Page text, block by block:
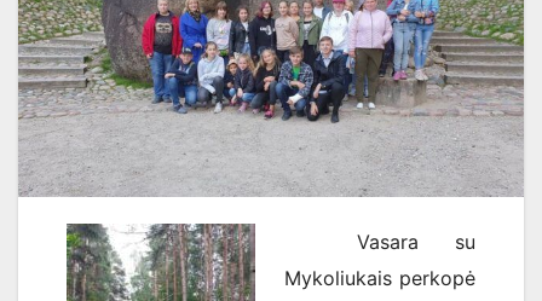
Vasara su
Mykoliukais perkopė